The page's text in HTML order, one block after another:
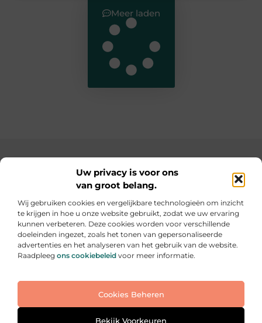
Uw privacy is voor ons
van groot belang.
Wij gebruiken cookies en vergelijkbare technologieën om inzicht
te krijgen in hoe u onze website gebruikt, zodat we uw ervaring
kunnen verbeteren. Deze cookies worden voor verschillende
doeleinden ingezet, zoals het tonen van gepersonaliseerde
advertenties en het analyseren van het gebruik van de website.
Raadpleeg ons cookiebeleid voor meer informatie.
Cookies Beheren
Bekijk Voorkeuren
Meer laden
Elke dag iets nieuws op informe-toit.be
Praktische tips, slimme ideeën en boeiende verhalen
voor jouw dagelijks leven.
toit.be